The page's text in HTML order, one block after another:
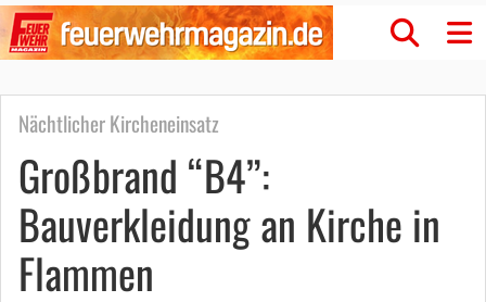
Nächtlicher Kircheneinsatz
Großbrand “B4”:
Bauverkleidung an Kirche in
Flammen